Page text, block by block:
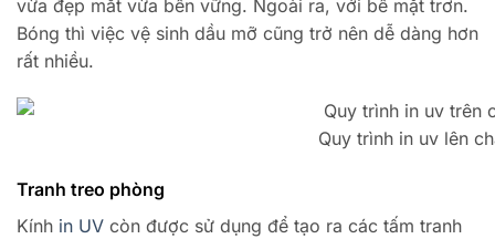
vừa đẹp mắt vừa bền vững. Ngoài ra, với bề mặt trơn.
Bóng thì việc vệ sinh dầu mỡ cũng trở nên dễ dàng hơn
rất nhiều.
Quy trình in uv lên
Tranh treo phòng
Kính in UV còn được sử dụng để tạo ra các tấm tranh